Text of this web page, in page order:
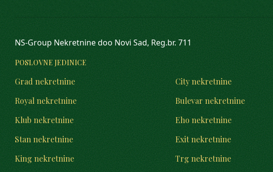
NS-Group Nekretnine doo Novi Sad, Reg.br. 711
POSLOVNE JEDINICE
Grad nekretnine City nekretnine
Royal nekretnine
Bulevar nekretnine
Klub nekretnine
Eho nekretnine
Stan nekretnine
Exit nekretnine
King nekretnine
Trg nekretnine